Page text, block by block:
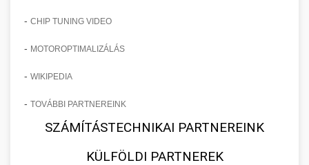
- CHIP TUNING VIDEO
- MOTOROPTIMALIZÁLÁS
- WIKIPEDIA
- TOVÁBBI PARTNEREINK
SZÁMÍTÁSTECHNIKAI PARTNEREINK
KÜLFÖLDI PARTNEREK